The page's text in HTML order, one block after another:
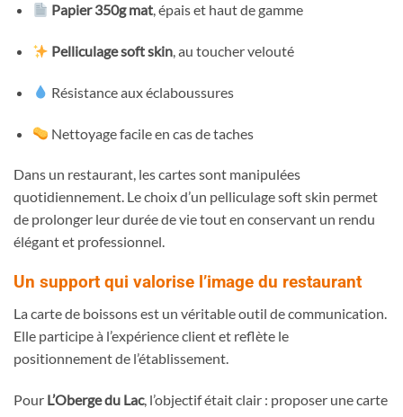
Papier 350g mat, épais et haut de gamme
Pelliculage soft skin, au toucher velouté
Résistance aux éclaboussures
Nettoyage facile en cas de taches
Dans un restaurant, les cartes sont manipulées
quotidiennement. Le choix d’un pelliculage soft skin permet
de prolonger leur durée de vie tout en conservant un rendu
élégant et professionnel.
Un support qui valorise l’image du restaurant
La carte de boissons est un véritable outil de communication.
Elle participe à l’expérience client et reflète le
positionnement de l’établissement.
Pour L’Oberge du Lac, l’objectif était clair : proposer une carte